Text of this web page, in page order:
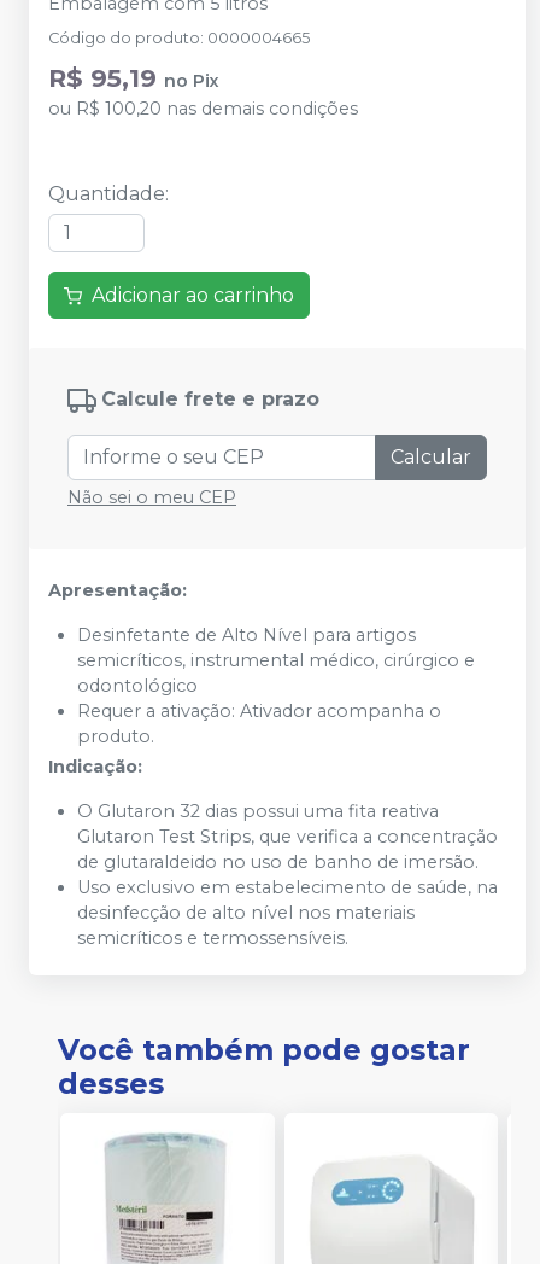
Código do produto: 0000004665
R$ 95,19 no Pix
ou R$ 100,20 nas demais condições
Quantidade:
Adicionar ao carrinho
Calcule frete e prazo
Calcular
Não sei o meu CEP
Apresentação:
Desinfetante de Alto Nível para artigos
semicríticos, instrumental médico, cirúrgico e
odontológico
Requer a ativação: Ativador acompanha o
produto.
Indicação:
O Glutaron 32 dias possui uma fita reativa
Glutaron Test Strips, que verifica a concentração
de glutaraldeido no uso de banho de imersão.
Uso exclusivo em estabelecimento de saúde, na
desinfecção de alto nível nos materiais
semicríticos e termossensíveis.
Você também pode gostar
desses